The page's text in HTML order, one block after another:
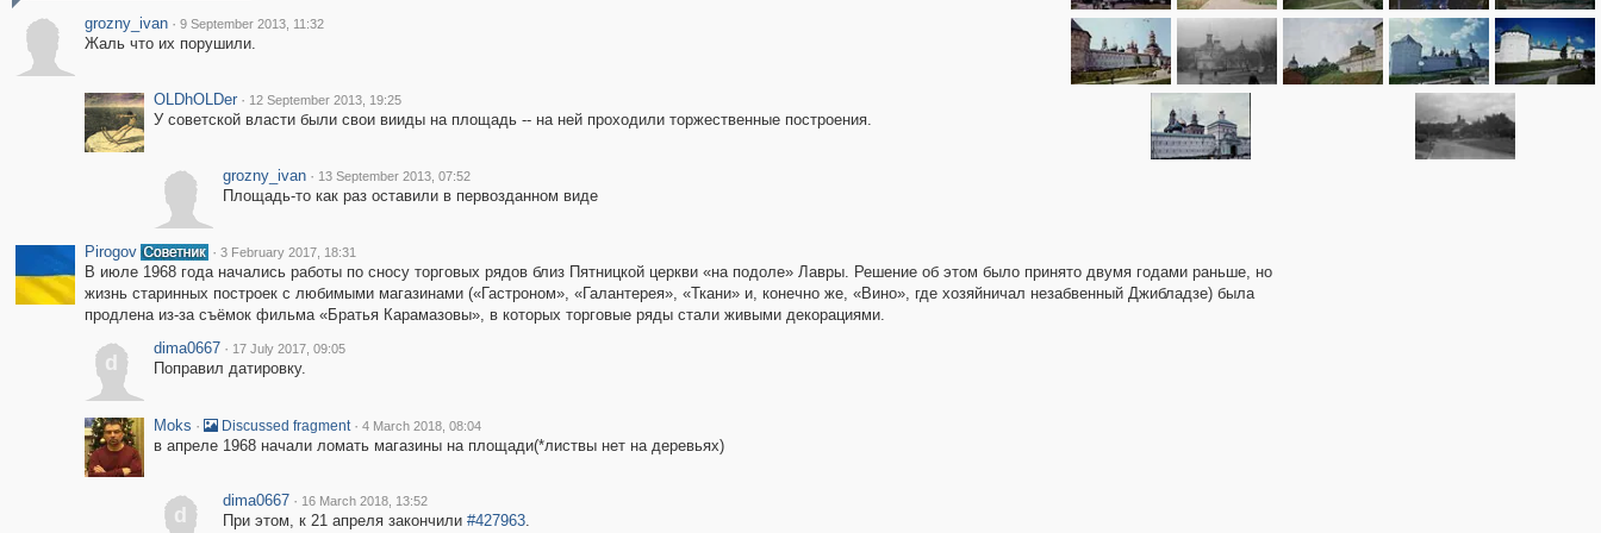
grozny_ivan · 9 September 2013, 11:32
Жаль что их порушили.
OLDhOLDer · 12 September 2013, 19:25
У советской власти были свои вииды на площадь -- на ней проходили торжественные построения.
grozny_ivan · 13 September 2013, 07:52
Площадь-то как раз оставили в первозданном виде
Pirogov · 3 February 2017, 18:31
В июле 1968 года начались работы по сносу торговых рядов близ Пятницкой церкви «на подоле» Лавры. Решение об этом было принято двумя годами раньше, но
жизнь старинных построек с любимыми магазинами («Гастроном», «Галантерея», «Ткани» и, конечно же, «Вино», где хозяйничал незабвенный Джибладзе) была
продлена из-за съёмок фильма «Братья Карамазовы», в которых торговые ряды стали живыми декорациями.
d
dima0667 · 17 July 2017, 09:05
Поправил датировку.
Moks · Discussed fragment · 4 March 2018, 08:04
в апреле 1968 начали ломать магазины на площади(*листвы нет на деревьях)
d
dima0667 · 16 March 2018, 13:52
При этом, к 21 апреля закончили #427963.